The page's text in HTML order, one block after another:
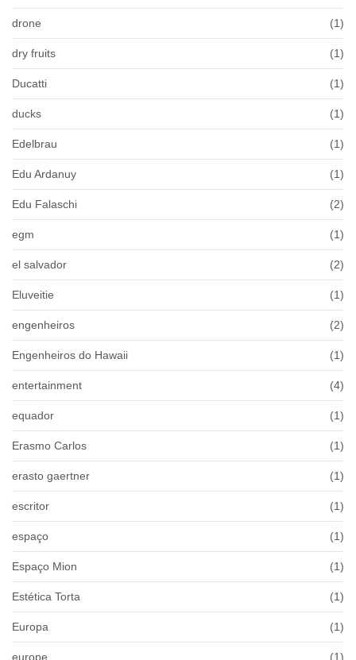
drone (1)
dry fruits (1)
Ducatti (1)
ducks (1)
Edelbrau (1)
Edu Ardanuy (1)
Edu Falaschi (2)
egm (1)
el salvador (2)
Eluveitie (1)
engenheiros (2)
Engenheiros do Hawaii (1)
entertainment (4)
equador (1)
Erasmo Carlos (1)
erasto gaertner (1)
escritor (1)
espaço (1)
Espaço Mion (1)
Estética Torta (1)
Europa (1)
europe (1)